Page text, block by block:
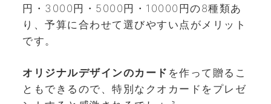
円・3000円・5000円・10000円の8種類あ
り、予算に合わせて選びやすい点がメリット
です。
オリジナルデザインのカード を作って贈るこ
ともできるので、特別なクオカードをプレゼ